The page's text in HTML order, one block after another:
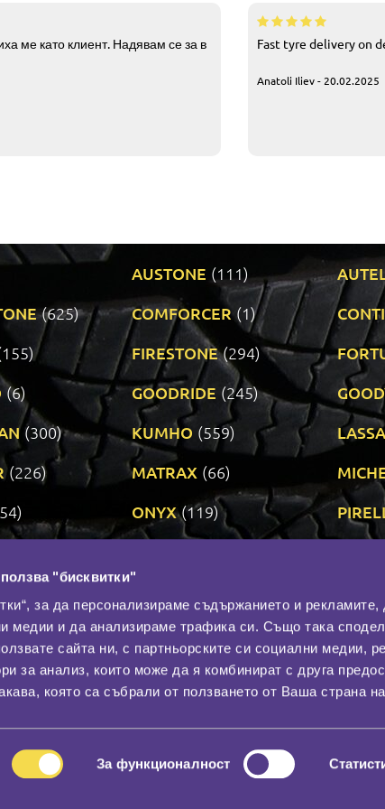
"бисквитки"
за да персонализираме съдържанието и
медии и да анализираме трафика си. Също така
сайта ни, с партньорските си социални медии,
за анализ, които може да я комбинират с друга
която са събрали от ползването от Ваша страна
За функционалност
ме като клиент. Надявам се за в
Fast tyre delivery on
Anatoli Iliev - 20.02.2025
AUSTONE (111)
(625) COMFORCER (1)
FIRESTONE (294)
(6) GOODRIDE (245)
(300) KUMHO (559) LASSA
(226) MATRAX (66)
ONYX (119)
Контакти
За нас
Гаранция